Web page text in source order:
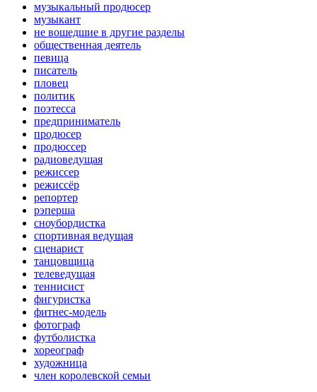
музыкальный продюсер
музыкант
не вошедшие в другие разделы
общественная деятель
певица
писатель
пловец
политик
поэтесса
предприниматель
продюсер
продюссер
радиоведущая
режиссер
режиссёр
репортер
рэперша
сноубордистка
спортивная ведущая
сценарист
танцовщица
телеведущая
теннисист
фигуристка
фитнес-модель
фотограф
футболистка
хореограф
художница
член королевской семьи